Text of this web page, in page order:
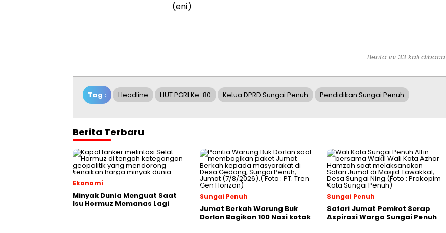
(eni)
Berita ini 33 kali dibaca
Tag : Headline HUT PGRI Ke-80 Ketua DPRD Sungai Penuh Pendidikan Sungai Penuh
Berita Terbaru
Ekonomi
Minyak Dunia Menguat Saat
Isu Hormuz Memanas Lagi
Sungai Penuh
Jumat Berkah Warung Buk
Dorlan Bagikan 100 Nasi kotak
Sungai Penuh
Safari Jumat Pemkot Serap
Aspirasi Warga Sungai Penuh